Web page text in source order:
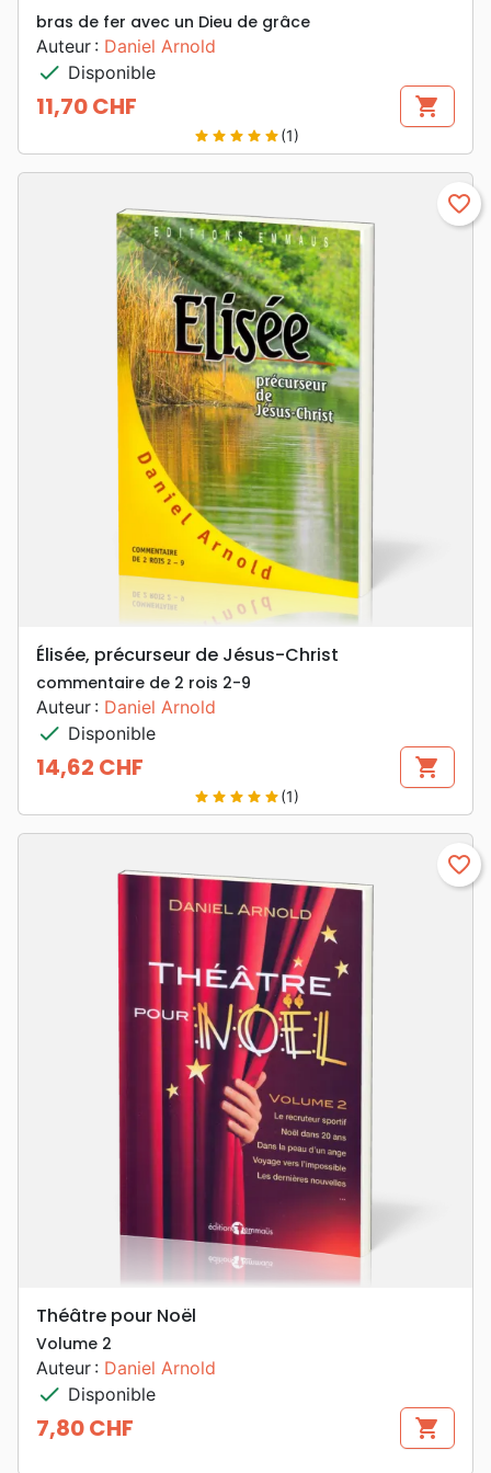
bras de fer avec un Dieu de grâce
Auteur : Daniel Arnold
check Disponible
Prix
11,70 CHF shopping_cart
star star star star star(1)
favorite_border
Élisée, précurseur de Jésus-Christ
commentaire de 2 rois 2-9
Auteur : Daniel Arnold
check Disponible
Prix
14,62 CHF shopping_cart
star star star star star(1)
favorite_border
Théâtre pour Noël
Volume 2
Auteur : Daniel Arnold
check Disponible
Prix
7,80 CHF shopping_cart